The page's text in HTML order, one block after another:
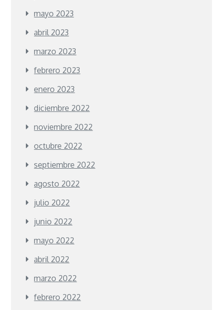
mayo 2023
abril 2023
marzo 2023
febrero 2023
enero 2023
diciembre 2022
noviembre 2022
octubre 2022
septiembre 2022
agosto 2022
julio 2022
junio 2022
mayo 2022
abril 2022
marzo 2022
febrero 2022